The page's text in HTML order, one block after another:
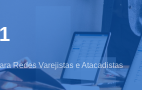
Redes Varejistas e Atacadistas